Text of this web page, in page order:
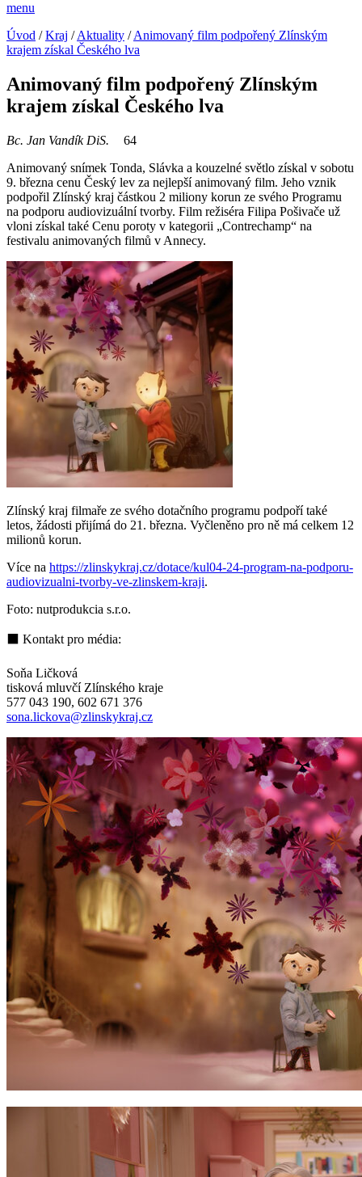
menu
Úvod /Kraj /Aktuality /Animovaný film podpořený Zlínským
krajem získal Českého lva
Animovaný film podpořený Zlínským
krajem získal Českého lva
Bc. Jan Vandík DiS.
64
Animovaný snímek Tonda, Slávka a kouzelné světlo získal v sobotu
9. března cenu Český lev za nejlepší animovaný film. Jeho vznik
podpořil Zlínský kraj částkou 2 miliony korun ze svého Programu
na podporu audiovizuální tvorby. Film režiséra Filipa Pošivače už
vloni získal také Cenu poroty v kategorii „Contrechamp“ na
festivalu animovaných filmů v Annecy.
Zlínský kraj filmaře ze svého dotačního programu podpoří také
letos, žádosti přijímá do 21. března. Vyčleněno pro ně má celkem 12
milionů korun.
Více na https://zlinskykraj.cz/dotace/kul04-24-program-na-podporu-
audiovizualni-tvorby-ve-zlinskem-kraji.
Foto: nutprodukcia s.r.o.
⬛ Kontakt pro média:
Soňa Ličková
tisková mluvčí Zlínského kraje
577 043 190, 602 671 376
sona.lickova@zlinskykraj.cz